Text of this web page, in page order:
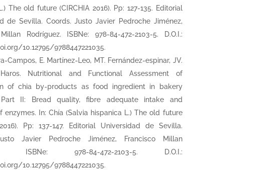
The old future (CIRCHIA 2016). Pp: 127-135. Editorial
de Sevilla. Coords. Justo Javier Pedroche Jiménez,
Rodríguez. ISBNe: 978-84-472-2103-5. D.O.I.:
10.12795/9788447221035.
Campos, E. Martínez-Leo, MT. Fernández-espinar, JV.
Nutritional and Functional Assessment of
of chia by-products as food ingredient in bakery
Part II: Bread quality, fibre adequate intake and
enzymes. In: Chía (Salvia hispanica L.) The old future
Pp: 137-147. Editorial Universidad de Sevilla.
Javier Pedroche Jiménez, Francisco Millan
ISBNe: 978-84-472-2103-5. D.O.I.:
10.12795/9788447221035.